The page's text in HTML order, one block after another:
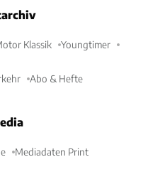
Klassik Youngtimer
Abo & Hefte
Mediadaten Print